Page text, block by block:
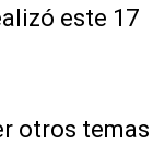
este 17
otros temas